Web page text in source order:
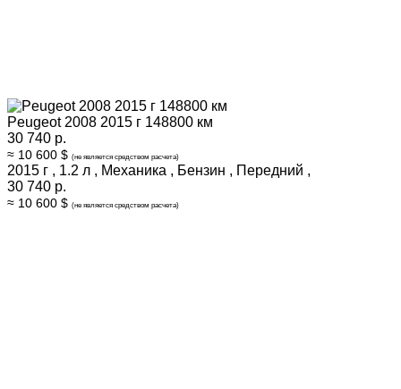
Peugeot 2008 2015 г 148800 км
30 740 р.
≈ 10 600 $ (не является средством расчета)
2015 г , 1.2 л , Механика , Бензин , Передний ,
30 740 р.
≈ 10 600 $ (не является средством расчета)